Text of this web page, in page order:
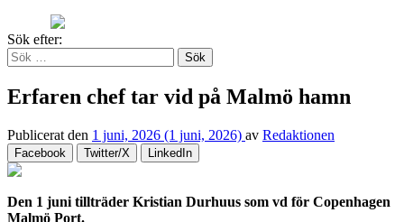
Sök efter:
Erfaren chef tar vid på Malmö hamn
Publicerat den 1 juni, 2026 (1 juni, 2026) av Redaktionen
Facebook Twitter/X LinkedIn
Den 1 juni tillträder Kristian Durhuus som vd för Copenhagen
Malmö Port.